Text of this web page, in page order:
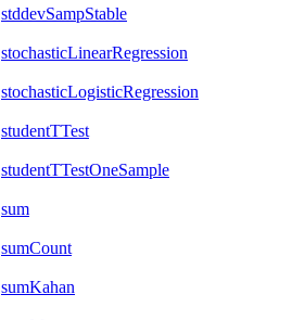
stddevSampStable
stochasticLinearRegression
stochasticLogisticRegression
studentTTest
studentTTestOneSample
sum
sumCount
sumKahan